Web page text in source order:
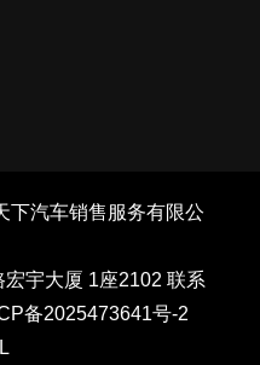
下汽车销售服务有限公
宇大厦 1座2102 联系
备2025473641号-2